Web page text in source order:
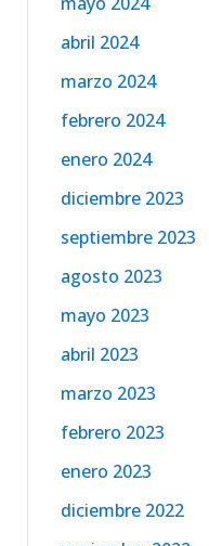
abril 2024
marzo 2024
febrero 2024
enero 2024
diciembre 2023
septiembre 2023
agosto 2023
mayo 2023
abril 2023
marzo 2023
febrero 2023
enero 2023
diciembre 2022